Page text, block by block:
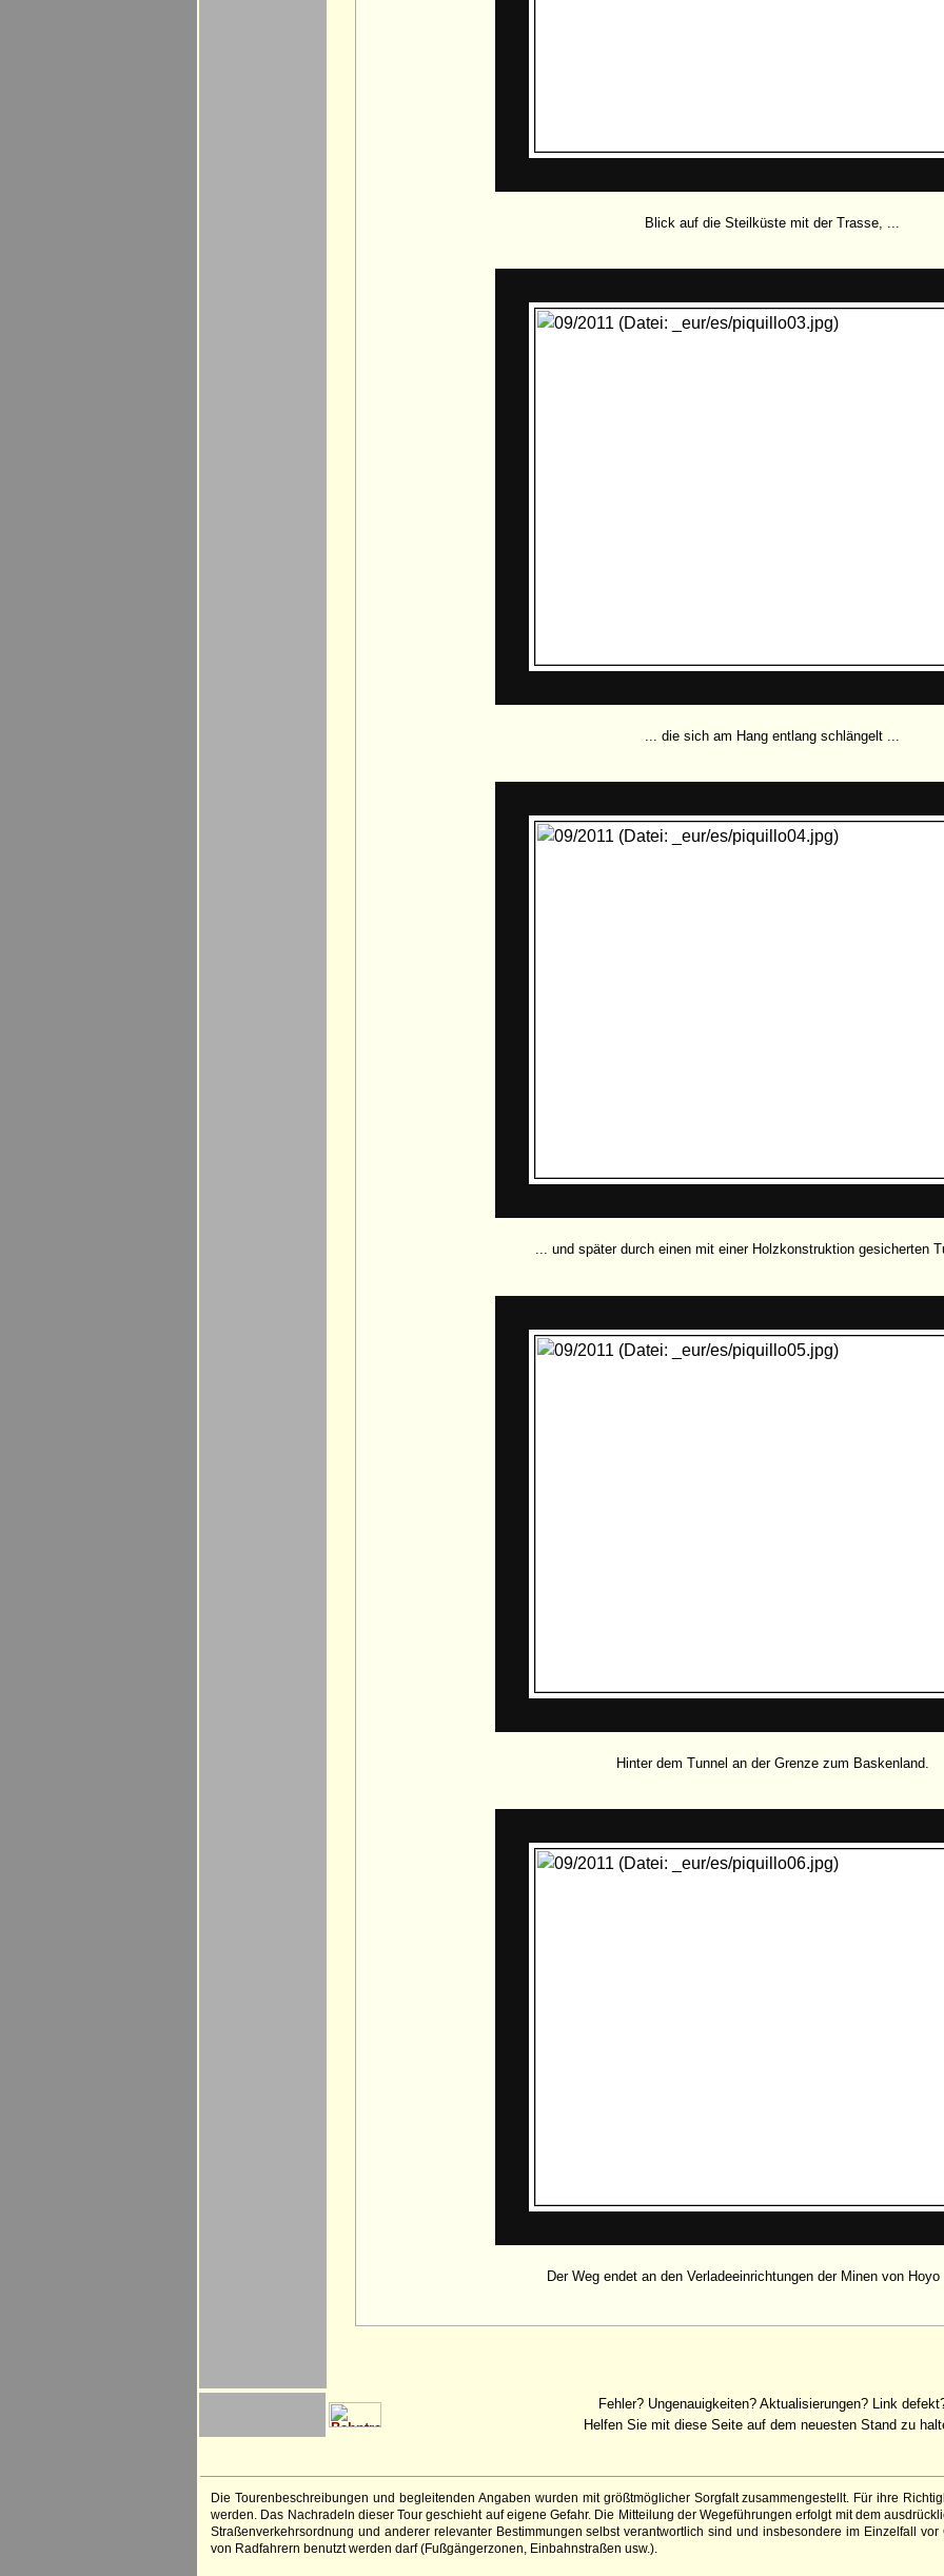
Blick auf die Steilküste mit der Trasse, ...
... die sich am Hang entlang schlängelt ...
... und später durch einen mit einer Holzkonstruktion gesicherten
Hinter dem Tunnel an der Grenze zum Baskenland.
Der Weg endet an den Verladeeinrichtungen der Minen von Hoyo
Fehler? Ungenauigkeiten? Aktualisierungen? Link
Helfen Sie mit diese Seite auf dem neuesten Stand zu
Die Tourenbeschreibungen und begleitenden Angaben wurden mit größtmöglicher Sorgfalt zusammengestellt. Für ihre
werden. Das Nachradeln dieser Tour geschieht auf eigene Gefahr. Die Mitteilung der Wegeführungen erfolgt mit dem
Straßenverkehrsordnung und anderer relevanter Bestimmungen selbst verantwortlich sind und insbesondere im Einzelfall
von Radfahrern benutzt werden darf (Fußgängerzonen, Einbahnstraßen usw.).